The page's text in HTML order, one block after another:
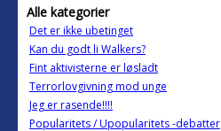
Alle kategorier
Det er ikke ubetinget
Kan du godt li Walkers?
Fint aktivisterne er løsladt
Terrorlovgivning mod unge
Jeg er rasende!!!!
Popularitets / Upopularitets -debatter